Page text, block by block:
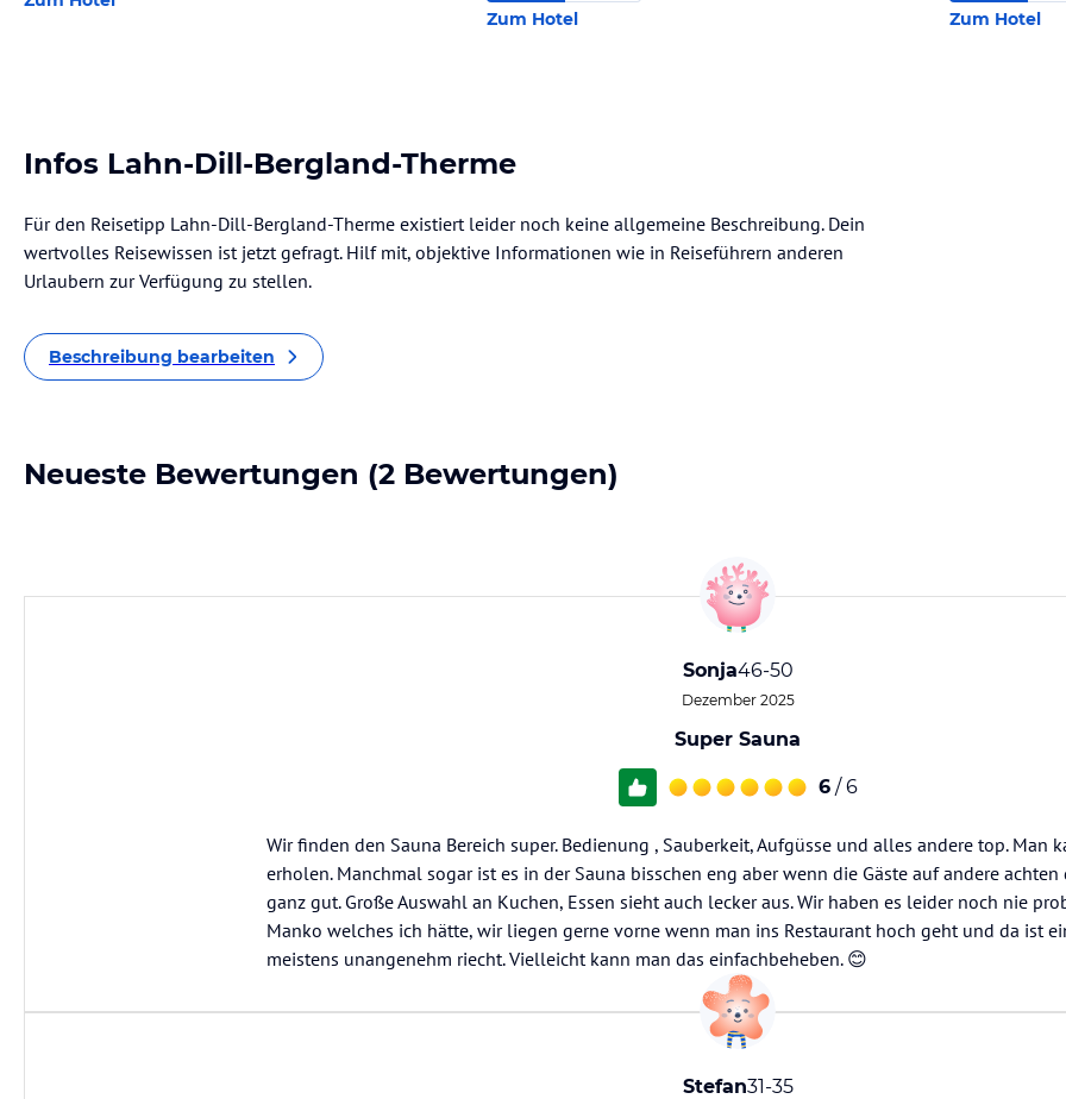
Zum Hotel Zum Hotel
Infos Lahn-Dill-Bergland-Therme
Für den Reisetipp Lahn-Dill-Bergland-Therme existiert leider noch keine allgemeine Beschreibung. Dein
wertvolles Reisewissen ist jetzt gefragt. Hilf mit, objektive Informationen wie in Reiseführern anderen
Urlaubern zur Verfügung zu stellen.
Beschreibung bearbeiten
Neueste Bewertungen (2 Bewertungen)
Sonja46-50
Dezember 2025
Super Sauna
6 / 6
Wir finden den Sauna Bereich super. Bedienung , Sauberkeit, Aufgüsse und alles andere top. Man
erholen. Manchmal sogar ist es in der Sauna bisschen eng aber wenn die Gäste auf andere
ganz gut. Große Auswahl an Kuchen, Essen sieht auch lecker aus. Wir haben es leider noch nie
Manko welches ich hätte, wir liegen gerne vorne wenn man ins Restaurant hoch geht und da ist
meistens unangenehm riecht. Vielleicht kann man das einfachbeheben. 😊
Stefan31-35